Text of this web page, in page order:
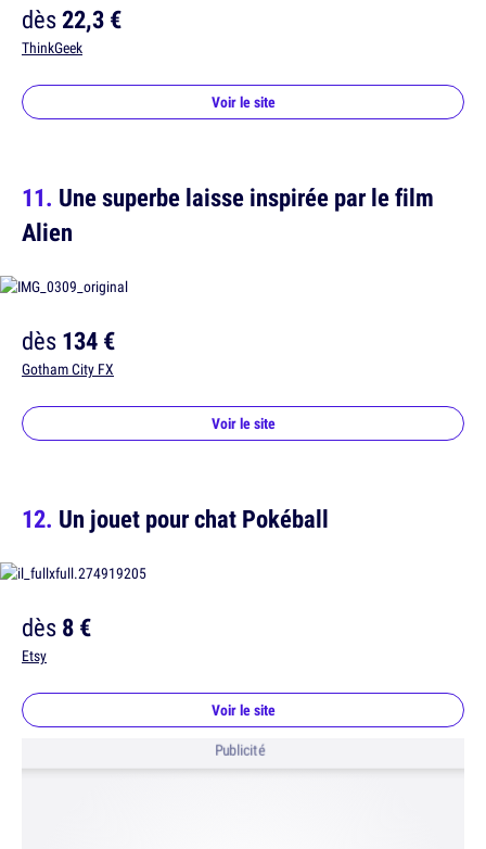
dès22,3 €
ThinkGeek
Voir le site
Une superbe laisse inspirée par le film
Alien
dès134 €
Gotham City FX
Voir le site
Un jouet pour chat Pokéball
dès8 €
Etsy
Voir le site
Publicité